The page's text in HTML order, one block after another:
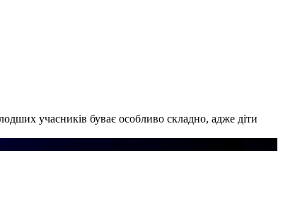
учасників буває особливо складно, адже діти